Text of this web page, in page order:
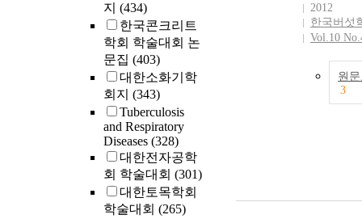
지 (434)
한국콘크리트
학회 학술대회 논
문집 (403)
대한소화기학
회지 (343)
Tuberculosis
and Respiratory
Diseases (328)
대한전자공학
회 학술대회 (301)
대한토목학회
학술대회 (265)
2012
한국버섯
Vol.10
원
3